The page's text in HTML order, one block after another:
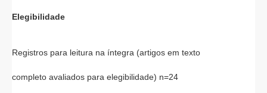
Elegibilidade
Registros para leitura na íntegra (artigos em texto
completo avaliados para elegibilidade) n=24